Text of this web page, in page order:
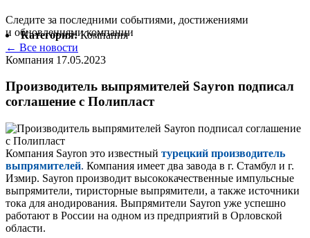
Следите за последними событиями, достижениями
и обновлениями компании
Категория:Компания
← Все новости
Компания 17.05.2023
Производитель выпрямителей Sayron подписал
соглашение с Полипласт
Компания Sayron это известный турецкий производитель
выпрямителей. Компания имеет два завода в г. Стамбул и г.
Измир. Sayron производит высококачественные импульсные
выпрямители, тиристорные выпрямители, а также источники
тока для анодирования. Выпрямители Sayron уже успешно
работают в России на одном из предприятий в Орловской
области.